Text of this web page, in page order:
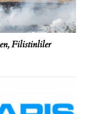
Filistinliler